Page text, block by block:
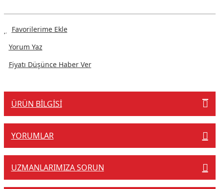
Yorum Yaz
Fiyatı Düşünce Haber Ver
ÜRÜN BILGISI
YORUMLAR
UZMANLARIMIZA SORUN